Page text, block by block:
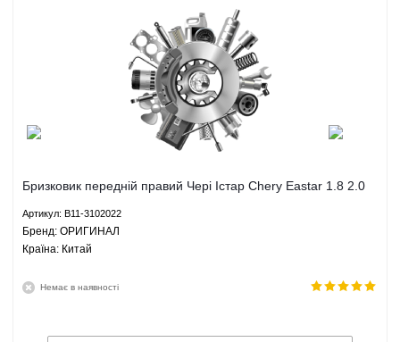
Бризковик передній правий Чері Істар Chery Eastar 1.8 2.0
Артикул: B11-3102022
Брeнд: ОРИГИНАЛ
Країна: Китай
Немає в наявності